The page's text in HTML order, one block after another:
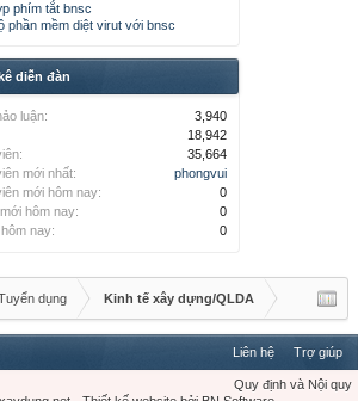
phím tắt bnsc
phần mềm diệt virut với bnsc
diễn đàn
luận:
3,940
18,942
35,664
mới nhất:
phongvui
mới hôm nay:
0
hôm nay:
0
nay:
0
dụng Kinh tế xây dựng/QLDA
Liên hệ Trợ giúp
Quy định và Nội quy